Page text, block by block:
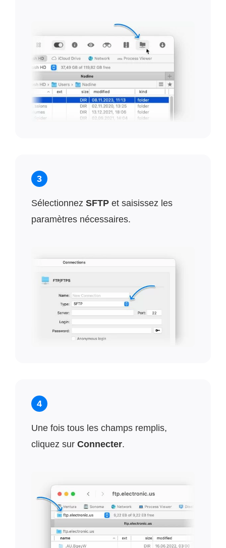
3
Sélectionnez SFTP et saisissez les
paramètres nécessaires.
4
Une fois tous les champs remplis,
cliquez sur Connecter.